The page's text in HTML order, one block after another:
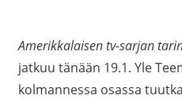
Amerikkalaisen tv-sarjan
jatkuu tänään 19.1. Yle
kolmannessa osassa